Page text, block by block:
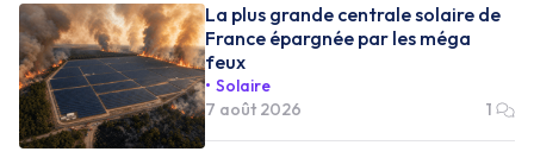
La plus grande centrale solaire de
France épargnée par les méga
feux
Solaire
7 août 2026
1